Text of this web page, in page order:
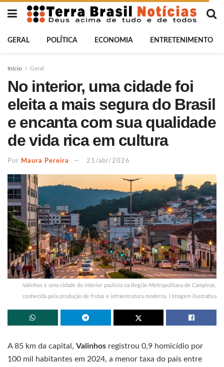
GERAL POLÍTICA ECONOMIA ENTRETENIMENTO
Início Geral
No interior, uma cidade foi
eleita a mais segura do Brasil
e encanta com sua qualidade
de vida rica em cultura
Por Maura Pereira 21/abr/2026
Valinhos é uma cidade do interior paulista na Região Metropolitana de Campinas,
conhecida pela produção de frutas e infraestrutura moderna. I Imagem ilustrativa
A 85 km da capital, Valinhos registrou 0,9 homicídio por
100 mil habitantes em 2024, a menor taxa do país entre